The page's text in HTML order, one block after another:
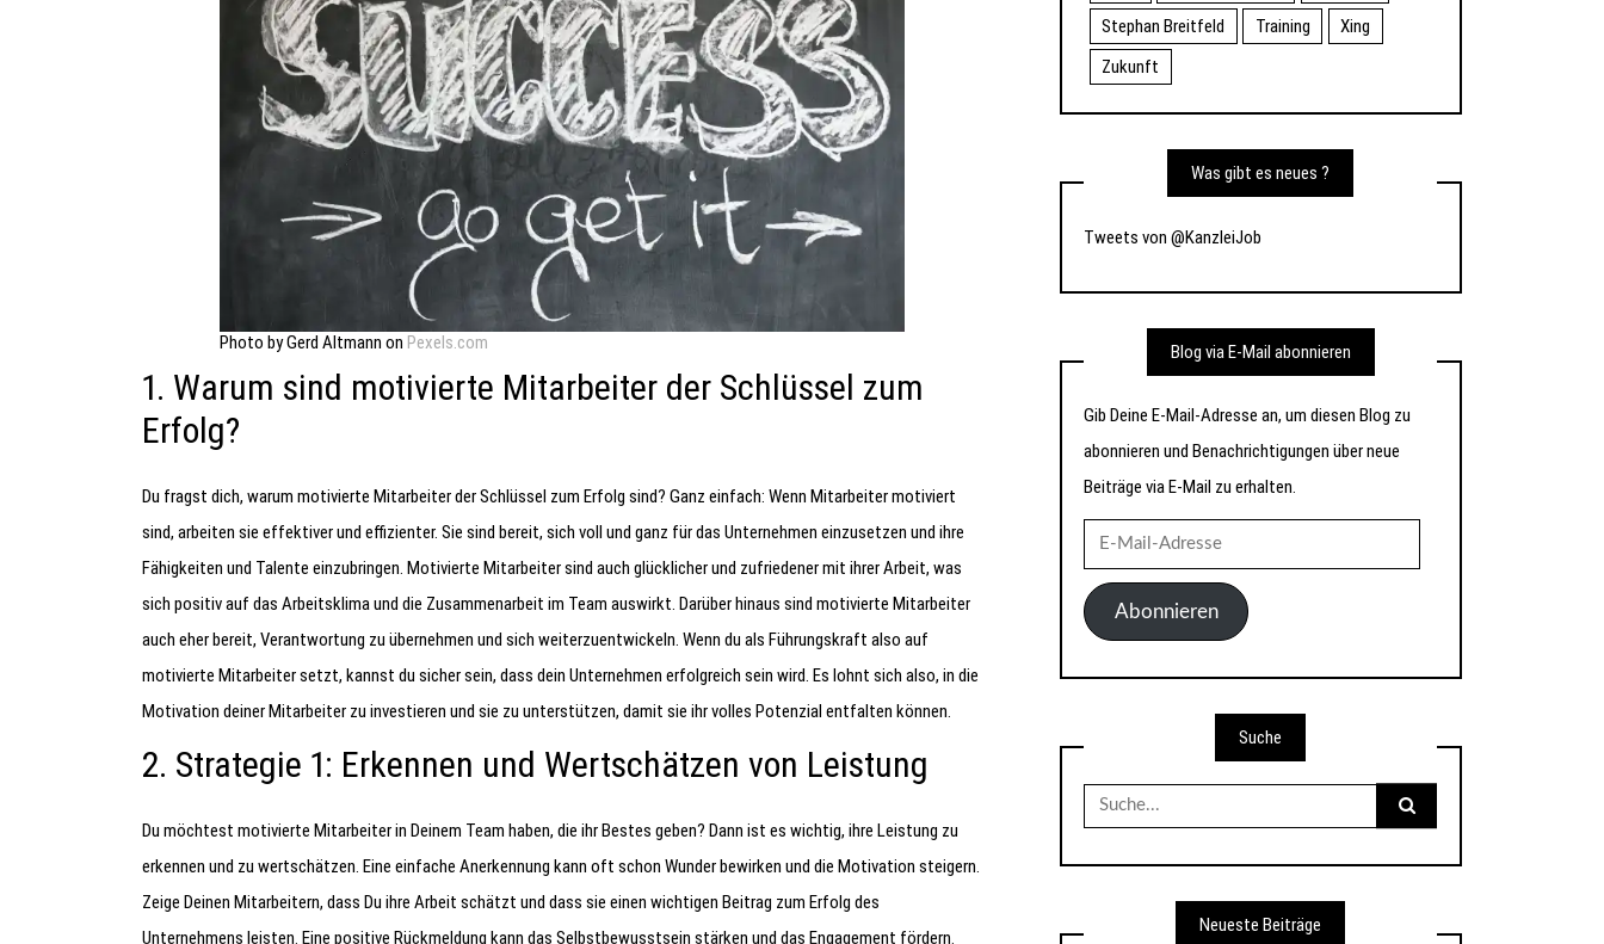
Photo by Gerd Altmann on Pexels.com
1. Warum sind motivierte Mitarbeiter der Schlüssel zum
Erfolg?
Du fragst dich, warum motivierte Mitarbeiter der Schlüssel zum Erfolg sind? Ganz einfach: Wenn Mitarbeiter motiviert
sind, arbeiten sie effektiver und effizienter. Sie sind bereit, sich voll und ganz für das Unternehmen einzusetzen und ihre
Fähigkeiten und Talente einzubringen. Motivierte Mitarbeiter sind auch glücklicher und zufriedener mit ihrer Arbeit, was
sich positiv auf das Arbeitsklima und die Zusammenarbeit im Team auswirkt. Darüber hinaus sind motivierte Mitarbeiter
auch eher bereit, Verantwortung zu übernehmen und sich weiterzuentwickeln. Wenn du als Führungskraft also auf
motivierte Mitarbeiter setzt, kannst du sicher sein, dass dein Unternehmen erfolgreich sein wird. Es lohnt sich also, in die
Motivation deiner Mitarbeiter zu investieren und sie zu unterstützen, damit sie ihr volles Potenzial entfalten können.
2. Strategie 1: Erkennen und Wertschätzen von Leistung
Du möchtest motivierte Mitarbeiter in Deinem Team haben, die ihr Bestes geben? Dann ist es wichtig, ihre Leistung zu
erkennen und zu wertschätzen. Eine einfache Anerkennung kann oft schon Wunder bewirken und die Motivation steigern.
Zeige Deinen Mitarbeitern, dass Du ihre Arbeit schätzt und dass sie einen wichtigen Beitrag zum Erfolg des
Unternehmens leisten. Eine positive Rückmeldung kann das Selbstbewusstsein stärken und das Engagement fördern.
Stephan Breitfeld
Training
Xing
Zukunft
Was gibt es neues ?
Tweets von @KanzleiJob
Blog via E-Mail abonnieren
Gib Deine E-Mail-Adresse an, um diesen Blog zu
abonnieren und Benachrichtigungen über neue
Beiträge via E-Mail zu erhalten.
Mail-
AdresseAbonnieren
Suche
Suche
nach:
Neueste Beiträge